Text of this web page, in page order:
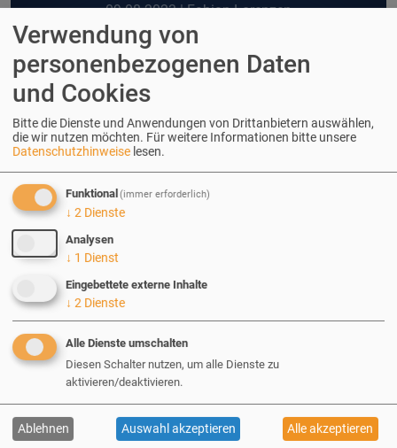
09.08.2023 | Fabian Lorenzen
Auf Sand gebaut: Dienstleister-
Vergleich über den Tagessatz
Warum der isolierte Vergleich gültiger Stunden-
oder Tagessätze von Dienstleistern keinerlei
Aussagekraft besitzt
Über erdfisch
Verwendung von
personenbezogenen Daten
und Cookies
Bitte die Dienste und Anwendungen von Drittanbietern auswählen,
die wir nutzen möchten. Für weitere Informationen bitte unsere
Datenschutzhinweise lesen.
Funktional (immer erforderlich)
↓ 2 Dienste
Analysen
↓ 1 Dienst
Eingebettete externe Inhalte
↓ 2 Dienste
Alle Dienste umschalten
Diesen Schalter nutzen, um alle Dienste zu
aktivieren/deaktivieren.
Ablehnen Auswahl akzeptieren Alle akzeptieren